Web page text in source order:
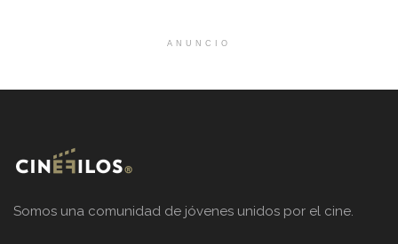
ANUNCIO
Somos una comunidad de jóvenes unidos por el cine.